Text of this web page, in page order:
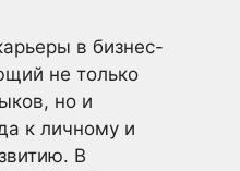
в бизнес-
не только
но и
к личному и
В